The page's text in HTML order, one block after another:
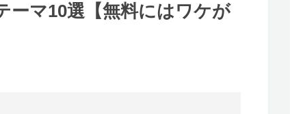
ーマ10選【無料にはワケが